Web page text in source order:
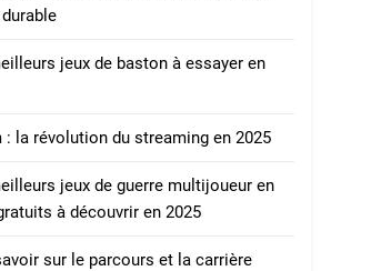
jeux de baston à essayer en
: la révolution du streaming en 2025
jeux de guerre multijoueur en
à découvrir en 2025
sur le parcours et la carrière